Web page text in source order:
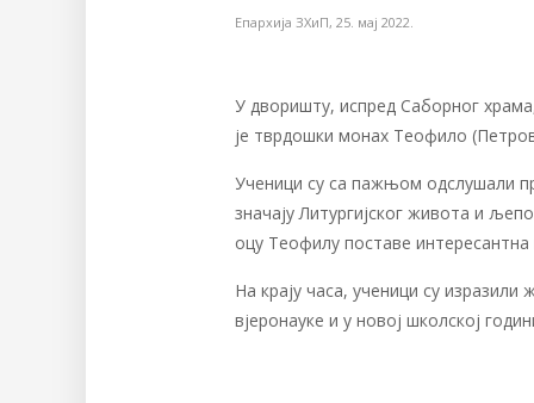
Епархија ЗХиП, 25. мај 2022.
У дворишту, испред Саборног
је тврдошки монах Теофило
Ученици су са пажњом одслушали
значају Литургијског живота и
оцу Теофилу поставе
На крају часа, ученици су
вјеронауке и у новој школској